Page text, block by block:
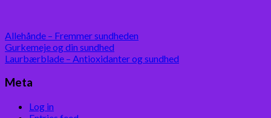
Allehånde – Fremmer sundheden
Gurkemeje og din sundhed
Laurbærblade – Antioxidanter og sundhed
Meta
Log in